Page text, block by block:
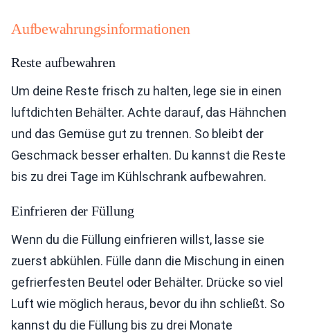
Aufbewahrungsinformationen
Reste aufbewahren
Um deine Reste frisch zu halten, lege sie in einen
luftdichten Behälter. Achte darauf, das Hähnchen
und das Gemüse gut zu trennen. So bleibt der
Geschmack besser erhalten. Du kannst die Reste
bis zu drei Tage im Kühlschrank aufbewahren.
Einfrieren der Füllung
Wenn du die Füllung einfrieren willst, lasse sie
zuerst abkühlen. Fülle dann die Mischung in einen
gefrierfesten Beutel oder Behälter. Drücke so viel
Luft wie möglich heraus, bevor du ihn schließt. So
kannst du die Füllung bis zu drei Monate